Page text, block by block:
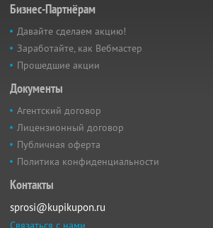
Бизнес-Партнёрам
Давайте сделаем акцию!
Заработайте, как Вебмастер
Прошедшие акции
Документы
Агентский договор
Лицензионный договор
Публичная оферта
Политика конфиденциальности
Контакты
sprosi@kupikupon.ru
Связаться с нами